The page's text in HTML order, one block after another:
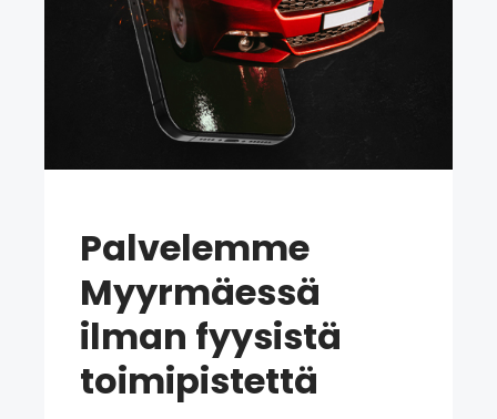
Palvelemme
Myyrmäessä
ilman fyysistä
toimipistettä